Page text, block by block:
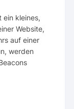
ein kleines,
Website,
auf einer
werden